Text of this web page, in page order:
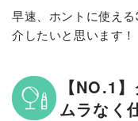
早速、ホントに使え
介したいと思います！
【NO.1
ムラなく